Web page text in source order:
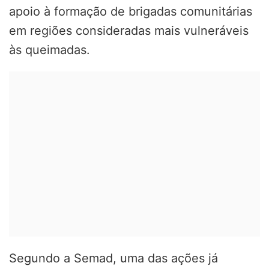
apoio à formação de brigadas comunitárias
em regiões consideradas mais vulneráveis
às queimadas.
Segundo a Semad, uma das ações já